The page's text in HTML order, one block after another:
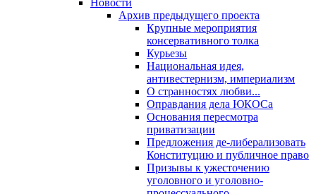
Новости
Архив предыдущего проекта
Крупные мероприятия
консервативного толка
Курьезы
Национальная идея,
антивестернизм, империализм
О странностях любви...
Оправдания дела ЮКОСа
Основания пересмотра
приватизации
Предложения де-либерализовать
Конституцию и публичное право
Призывы к ужесточению
уголовного и уголовно-